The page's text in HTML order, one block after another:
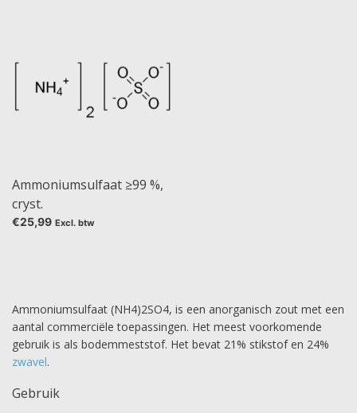
Ammoniumsulfaat ≥99 %,
cryst.
€25,99 Excl. btw
Ammoniumsulfaat (NH4)2SO4, is een anorganisch zout met een
aantal commerciële toepassingen. Het meest voorkomende
gebruik is als bodemmeststof. Het bevat 21% stikstof en 24%
zwavel.
Gebruik